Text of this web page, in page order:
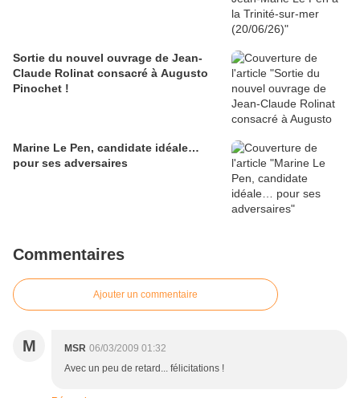
Sortie du nouvel ouvrage de Jean-
Claude Rolinat consacré à Augusto
Pinochet !
Marine Le Pen, candidate idéale…
pour ses adversaires
Commentaires
Ajouter un commentaire
M MSR 06/03/2009 01:32
Avec un peu de retard... félicitations !